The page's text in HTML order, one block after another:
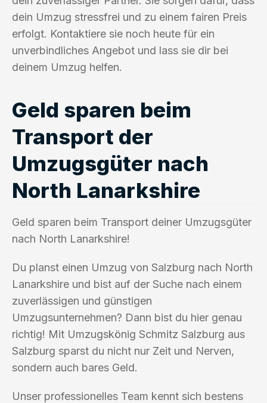
dein Umzug stressfrei und zu einem fairen Preis
erfolgt. Kontaktiere sie noch heute für ein
unverbindliches Angebot und lass sie dir bei
deinem Umzug helfen.
Geld sparen beim
Transport der
Umzugsgüter nach
North Lanarkshire
Geld sparen beim Transport deiner Umzugsgüter
nach North Lanarkshire!
Du planst einen Umzug von Salzburg nach North
Lanarkshire und bist auf der Suche nach einem
zuverlässigen und günstigen
Umzugsunternehmen? Dann bist du hier genau
richtig! Mit Umzugskönig Schmitz Salzburg aus
Salzburg sparst du nicht nur Zeit und Nerven,
sondern auch bares Geld.
Unser professionelles Team kennt sich bestens